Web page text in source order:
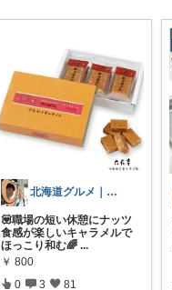
北海道グルメ｜まさ
💟職場の短い休憩にナッツ
食感が楽しいキャラメルで
ほっこり和む🌈 ...
￥ 800
0 3 81